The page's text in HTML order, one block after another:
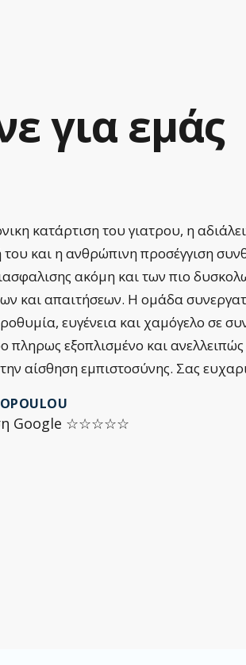
για εμάς
κατάρτιση του γιατρου, η
και η ανθρώπινη προσέγγιση
ακόμη και των πιο
και απαιτήσεων. Η ομάδα
ευγένεια και χαμόγελο σε
πληρως εξοπλισμένο και
αίσθηση εμπιστοσύνης. Σας
Google ☆☆☆☆☆